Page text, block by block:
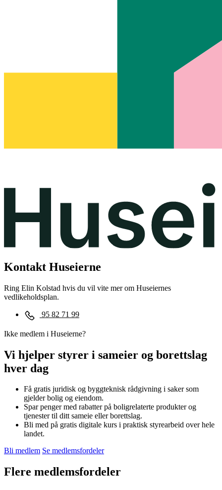
Kontakt Huseierne
Ring Elin Kolstad hvis du vil vite mer om Huseiernes
vedlikeholdsplan.
95 82 71 99
Ikke medlem i Huseierne?
Vi hjelper styrer i sameier og borettslag
hver dag
Få gratis juridisk og byggteknisk rådgivning i saker som
gjelder bolig og eiendom.
Spar penger med rabatter på boligrelaterte produkter og
tjenester til ditt sameie eller borettslag.
Bli med på gratis digitale kurs i praktisk styrearbeid over hele
landet.
Bli medlem Se medlemsfordeler
Flere medlemsfordeler